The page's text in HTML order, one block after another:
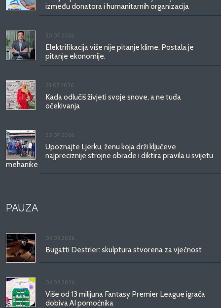
između donatora i humanitarnih organizacija
30.07.2026.
Elektrifikacija više nije pitanje klime. Postala je
pitanje ekonomije.
29.07.2026.
Kada odlučiš živjeti svoje snove, a ne tuđa
očekivanja
20.07.2026.
Upoznajte Ljerku, ženu koja drži ključeve
najpreciznije strojne obrade i diktira pravila u svijetu
mehanike
PAUZA
06.08.2026.
Bugatti Destrier: skulptura stvorena za vječnost
06.08.2026.
Više od 13 milijuna Fantasy Premier League igrača
dobiva AI pomoćnika